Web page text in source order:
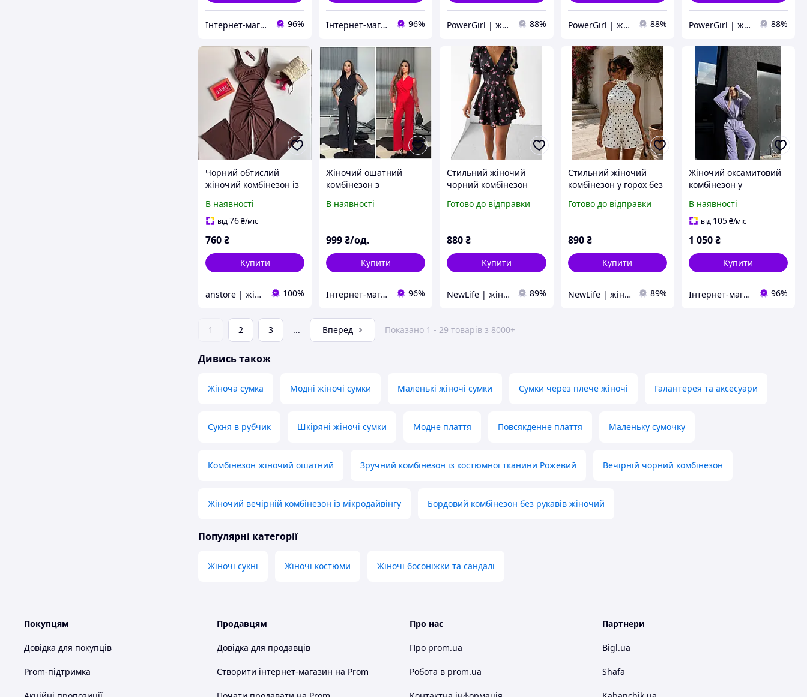
Інтернет-магазин одягу та взуття Bebest-Style 96% Інтернет-магазин одягу та взуття Bebest-Style 96% PowerGirl | жіночий одяг 88% PowerGirl | жіночий одяг 88% PowerGirl | жіночий одяг 88%
Чорний обтислий
жіночий комбінезон із
довгими рукавами
ошатний
В наявності
від76₴/міс
760₴
Купити
anstore | жіночий одяг 100%
Жіночий ошатний
комбінезон з
7835
В наявності
999₴/од.
Купити
Інтернет-магазин 1-opt.prom.ua 96%
Стильний жіночий
чорний комбінезон
імітацією корсета
Готово до відправки
880₴
Купити
NewLife | жіночий одяг 89%
Стильний жіночий
комбінезон у горох без
спиною (чорний, білий,
Готово до відправки
890 ₴
Купити
NewLife | жіночий одяг 89%
Жіночий оксамитовий
комбінезон у
молнією на грудях і
резинкою на талії (р.
В наявності
від 105₴/міс
1 050₴
Купити
Інтернет-магазин одягу та іграшок Modina 96%
1 2 3 ... Вперед Показано 1 - 29 товарів з 8000+
Дивись також
Жіноча сумка Модні жіночі сумки Маленькі жіночі сумки Сумки через плече жіночі Галантерея та аксесуари
Сукня в рубчик Шкіряні жіночі сумки Модне плаття Повсякденне плаття Маленьку сумочку
Комбінезон жіночий ошатний Зручний комбінезон із костюмної тканини Рожевий Вечірній чорний комбінезон
Жіночий вечірній комбінезон із мікродайвінгу Бордовий комбінезон без рукавів жіночий
Популярні категорії
Жіночі сукні Жіночі костюми Жіночі босоніжки та сандалі
Покупцям
Довідка для покупців
Prom-підтримка
Продавцям
Довідка для продавців
Створити інтернет-магазин на Prom
Про нас
Про prom.ua
Робота в prom.ua
Партнери
Bigl.ua
Shafa